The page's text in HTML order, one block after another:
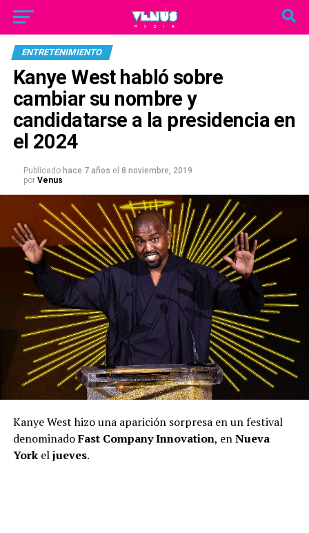
ENTRETENIMIENTO
Kanye West habló sobre
cambiar su nombre y
candidatarse a la presidencia en
el 2024
Publicado hace 7 años el 8 noviembre, 2019
por Venus
Kanye West hizo una aparición sorpresa en un festival
denominadoFast Company Innovation, enNueva
Yorkeljueves.